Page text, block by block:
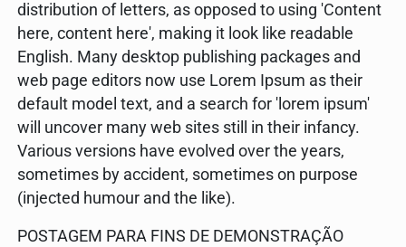
distribution of letters, as opposed to using 'Content
here, content here', making it look like readable
English. Many desktop publishing packages and
web page editors now use Lorem Ipsum as their
default model text, and a search for 'lorem ipsum'
will uncover many web sites still in their infancy.
Various versions have evolved over the years,
sometimes by accident, sometimes on purpose
(injected humour and the like).
POSTAGEM PARA FINS DE DEMONSTRAÇÃO